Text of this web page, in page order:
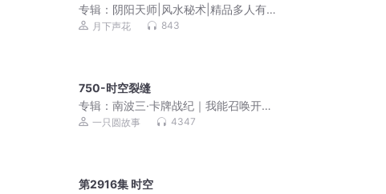
专辑： 阴阳天师|风水秘术|精品多人有声
剧|都市爽文|灵异鬼怪|道士法术【超低
月下声花 843
750-时空裂缝
专辑：南波三·卡牌战纪｜我能召唤开国
皇帝｜英雄热血
一只圆故事 4347
第2916集 时空